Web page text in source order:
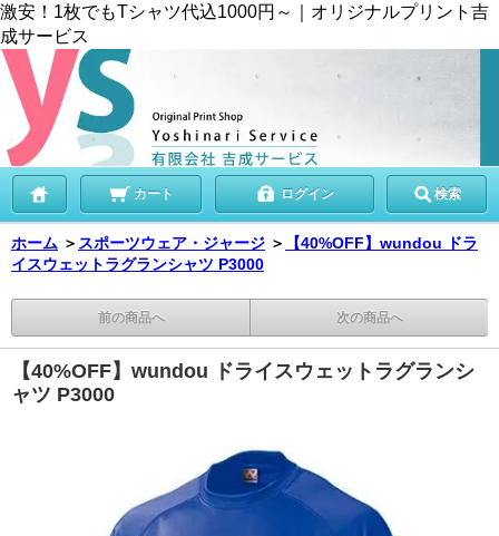
激安！1枚でもTシャツ代込1000円～｜オリジナルプリント吉
成サービス
カート ログイン 検索
ホーム ＞ スポーツウェア・ジャージ ＞
【40%OFF】wundou ドラ
イスウェットラグランシャツ P3000
前の商品へ 次の商品へ
【40%OFF】wundou ドライスウェットラグランシ
ャツ P3000